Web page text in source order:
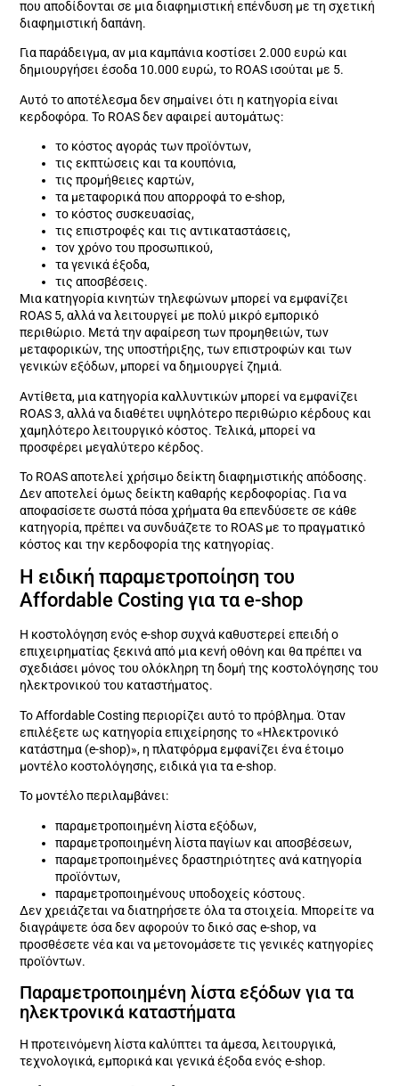
που αποδίδονται σε μια διαφημιστική επένδυση με τη σχετική
διαφημιστική δαπάνη.
Για παράδειγμα, αν μια καμπάνια κοστίσει 2.000 ευρώ και
δημιουργήσει έσοδα 10.000 ευρώ, το ROAS ισούται με 5.
Αυτό το αποτέλεσμα δεν σημαίνει ότι η κατηγορία είναι
κερδοφόρα. Το ROAS δεν αφαιρεί αυτομάτως:
το κόστος αγοράς των προϊόντων,
τις εκπτώσεις και τα κουπόνια,
τις προμήθειες καρτών,
τα μεταφορικά που απορροφά το e-shop,
το κόστος συσκευασίας,
τις επιστροφές και τις αντικαταστάσεις,
τον χρόνο του προσωπικού,
τα γενικά έξοδα,
τις αποσβέσεις.
Μια κατηγορία κινητών τηλεφώνων μπορεί να εμφανίζει
ROAS 5, αλλά να λειτουργεί με πολύ μικρό εμπορικό
περιθώριο. Μετά την αφαίρεση των προμηθειών, των
μεταφορικών, της υποστήριξης, των επιστροφών και των
γενικών εξόδων, μπορεί να δημιουργεί ζημιά.
Αντίθετα, μια κατηγορία καλλυντικών μπορεί να εμφανίζει
ROAS 3, αλλά να διαθέτει υψηλότερο περιθώριο κέρδους και
χαμηλότερο λειτουργικό κόστος. Τελικά, μπορεί να
προσφέρει μεγαλύτερο κέρδος.
Το ROAS αποτελεί χρήσιμο δείκτη διαφημιστικής απόδοσης.
Δεν αποτελεί όμως δείκτη καθαρής κερδοφορίας. Για να
αποφασίσετε σωστά πόσα χρήματα θα επενδύσετε σε κάθε
κατηγορία, πρέπει να συνδυάζετε το ROAS με το πραγματικό
κόστος και την κερδοφορία της κατηγορίας.
Η ειδική παραμετροποίηση του
Affordable Costing για τα e-shop
Η κοστολόγηση ενός e-shop συχνά καθυστερεί επειδή ο
επιχειρηματίας ξεκινά από μια κενή οθόνη και θα πρέπει να
σχεδιάσει μόνος του ολόκληρη τη δομή της κοστολόγησης του
ηλεκτρονικού του καταστήματος.
Το Affordable Costing περιορίζει αυτό το πρόβλημα. Όταν
επιλέξετε ως κατηγορία επιχείρησης το «Ηλεκτρονικό
κατάστημα (e-shop)», η πλατφόρμα εμφανίζει ένα έτοιμο
μοντέλο κοστολόγησης, ειδικά για τα e-shop.
Το μοντέλο περιλαμβάνει:
παραμετροποιημένη λίστα εξόδων,
παραμετροποιημένη λίστα παγίων και αποσβέσεων,
παραμετροποιημένες δραστηριότητες ανά κατηγορία
προϊόντων,
παραμετροποιημένους υποδοχείς κόστους.
Δεν χρειάζεται να διατηρήσετε όλα τα στοιχεία. Μπορείτε να
διαγράψετε όσα δεν αφορούν το δικό σας e-shop, να
προσθέσετε νέα και να μετονομάσετε τις γενικές κατηγορίες
προϊόντων.
Παραμετροποιημένη λίστα εξόδων για τα
ηλεκτρονικά καταστήματα
Η προτεινόμενη λίστα καλύπτει τα άμεσα, λειτουργικά,
τεχνολογικά, εμπορικά και γενικά έξοδα ενός e-shop.